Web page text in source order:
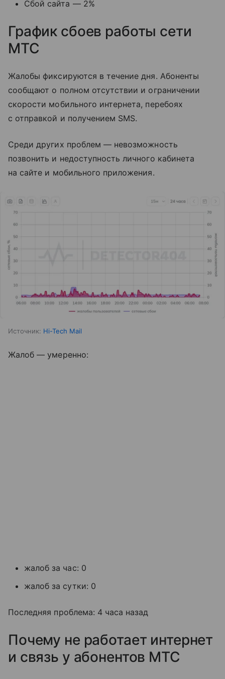
Сбой сайта — 2%
График сбоев работы сети
МТС
Жалобы фиксируются в течение дня. Абоненты
сообщают о полном отсутствии и ограничении
скорости мобильного интернета, перебоях
с отправкой и получением SMS.
Среди других проблем — невозможность
позвонить и недоступность личного кабинета
на сайте и мобильного приложения.
Источник: Hi-Tech Mail
Жалоб — умеренно:
жалоб за час: 0
жалоб за сутки: 0
Последняя проблема: 4 часа назад
Почему не работает интернет
и связь у абонентов МТС